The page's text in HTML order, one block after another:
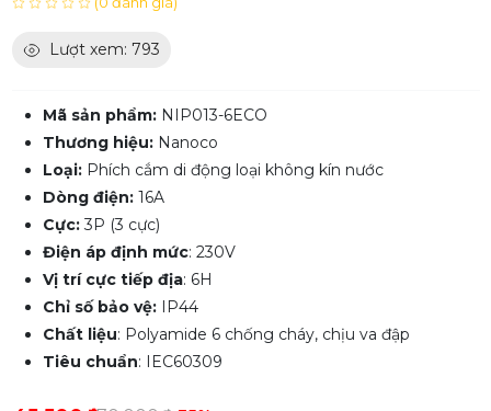
Lượt xem: 793
Mã sản phẩm:NIP013-6ECO
Thương hiệu:Nanoco
Loại:Phích cắm di động loại không kín nước
Dòng điện:16A
Cực:3P (3 cực)
Điện áp định mức: 230V
Vị trí cực tiếp địa: 6H
Chỉ số bảo vệ:IP44
Chất liệu: Polyamide 6 chống cháy, chịu va đập
Tiêu chuẩn: IEC60309